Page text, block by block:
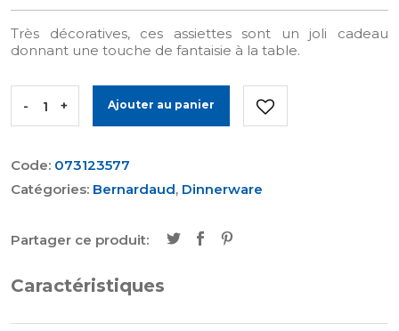
Très décoratives, ces assiettes sont un joli cadeau
donnant une touche de fantaisie à la table.
- + Ajouter au panier
Code: 073123577
Catégories: Bernardaud, Dinnerware
Partager ce produit:
Caractéristiques